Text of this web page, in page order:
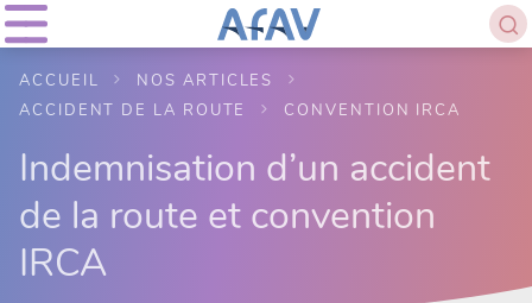
ACCUEIL
NOS ARTICLES
ACCIDENT DE LA ROUTE
CONVENTION IRCA
Indemnisation d’un accident
de la route et convention
IRCA